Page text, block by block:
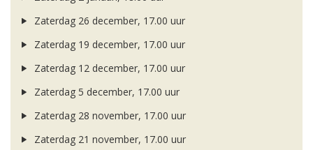
Zaterdag 26 december, 17.00 uur
Zaterdag 19 december, 17.00 uur
Zaterdag 12 december, 17.00 uur
Zaterdag 5 december, 17.00 uur
Zaterdag 28 november, 17.00 uur
Zaterdag 21 november, 17.00 uur